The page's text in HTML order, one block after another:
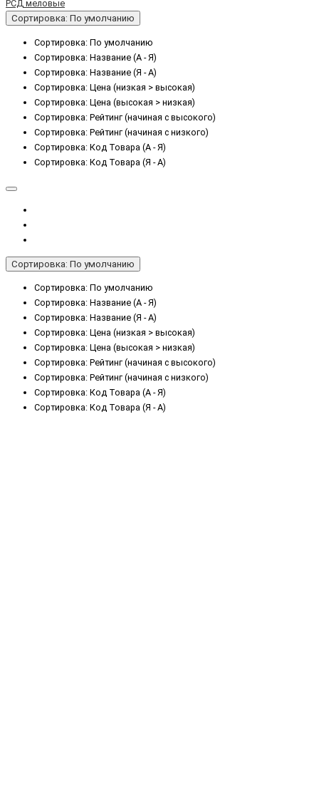
РСД меловые
Сортировка: По умолчанию
Сортировка: По умолчанию
Сортировка: Название (А - Я)
Сортировка: Название (Я - А)
Сортировка: Цена (низкая > высокая)
Сортировка: Цена (высокая > низкая)
Сортировка: Рейтинг (начиная с высокого)
Сортировка: Рейтинг (начиная с низкого)
Сортировка: Код Товара (А - Я)
Сортировка: Код Товара (Я - А)
Сортировка: По умолчанию
Сортировка: По умолчанию
Сортировка: Название (А - Я)
Сортировка: Название (Я - А)
Сортировка: Цена (низкая > высокая)
Сортировка: Цена (высокая > низкая)
Сортировка: Рейтинг (начиная с высокого)
Сортировка: Рейтинг (начиная с низкого)
Сортировка: Код Товара (А - Я)
Сортировка: Код Товара (Я - А)